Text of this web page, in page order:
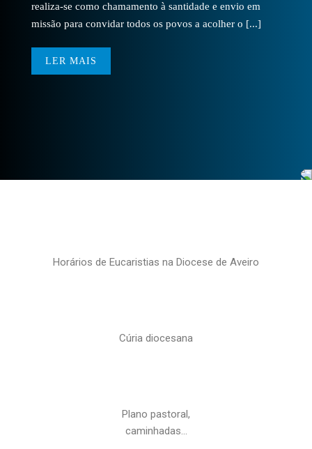
realiza-se como chamamento à santidade e envio em
missão para convidar todos os povos a acolher o [...]
LER MAIS
Horários de Eucaristias na Diocese de Aveiro
Cúria diocesana
Plano pastoral,
caminhadas…